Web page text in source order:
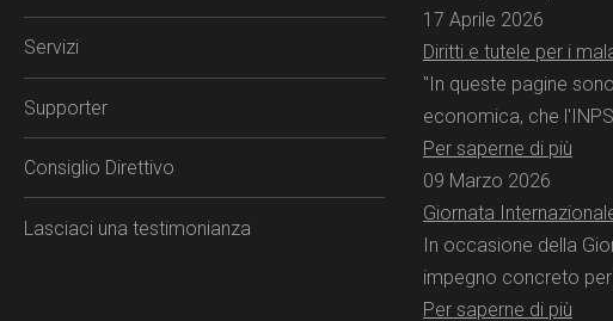
Servizi
Supporter
Consiglio Direttivo
Lasciaci una testimonianza
17 Aprile 2026
Diritti e tutele per i
"In queste pagine
economica, che
Per saperne di più
09 Marzo 2026
Giornata
In occasione della
impegno concreto
Per saperne di più